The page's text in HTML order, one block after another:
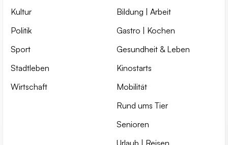
Kultur
Politik
Sport
Stadtleben
Wirtschaft
Bildung | Arbeit
Gastro | Kochen
Gesundheit & Leben
Kinostarts
Mobilität
Rund ums Tier
Senioren
Urlaub | Reisen